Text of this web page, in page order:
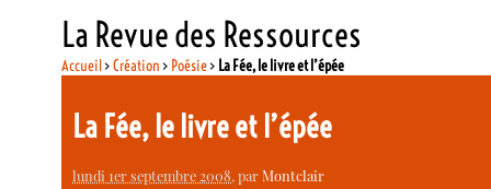
La Revue des Ressources
Accueil>Création > Poésie> La Fée, le livre et l’épée
La Fée, le livre et l’épée
lundi 1er septembre 2008, parMontclair